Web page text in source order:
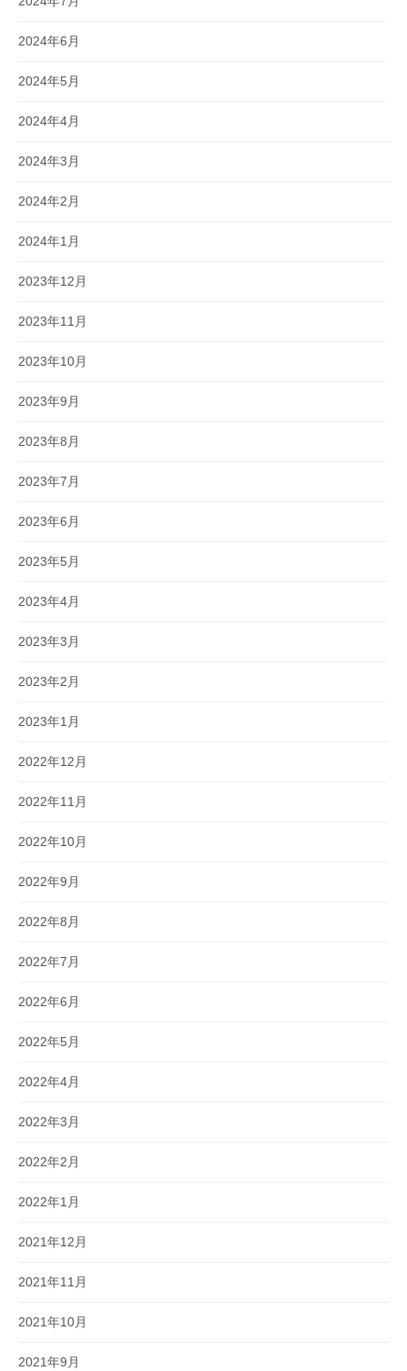
2024年6月
2024年5月
2024年4月
2024年3月
2024年2月
2024年1月
2023年12月
2023年11月
2023年10月
2023年9月
2023年8月
2023年7月
2023年6月
2023年5月
2023年4月
2023年3月
2023年2月
2023年1月
2022年12月
2022年11月
2022年10月
2022年9月
2022年8月
2022年7月
2022年6月
2022年5月
2022年4月
2022年3月
2022年2月
2022年1月
2021年12月
2021年11月
2021年10月
2021年9月